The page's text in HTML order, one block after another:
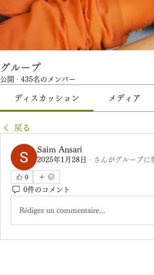
グループ
公開 · 435名のメンバー
ディスカッション メディア
戻る
Saim Ansari
2025年1月28日 · さんがグループに
0
0件のコメント
Rédigez un commentaire...